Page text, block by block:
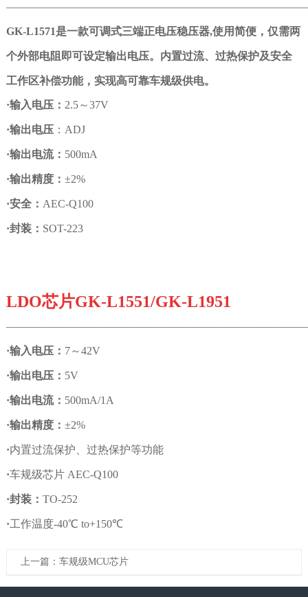
GK-L1571是一款可调式三端正电压稳压器,使用简便，仅需两
个外部电阻即可设定输出电压。内置过流、过热保护及安全
工作区补偿功能，实现高可靠车规级供电。
·输入电压： 2.5～37V
·输出电压：ADJ
·输出电流： 500mA
·输出精度： ±2%
·安全： AEC-Q100
·封装： SOT-223
LDO芯片GK-L1551/GK-L1951
·输入电压： 7～42V
·输出电压： 5V
·输出电流： 500mA/1A
·输出精度： ±2%
·内置过流保护、过热保护等功能
·车规级芯片AEC-Q100
·封装： TO-252
·工作温度-40℃ to+1 50℃
上一篇：车规级MCU芯片